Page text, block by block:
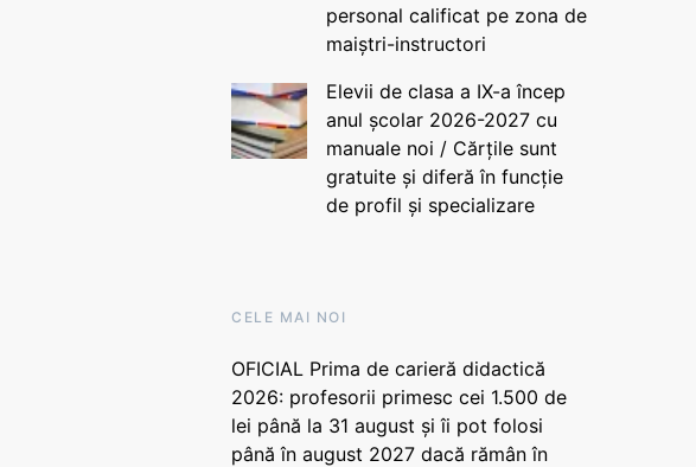
personal calificat pe zona de
maiștri-instructori
Elevii de clasa a IX-a încep
anul școlar 2026-2027 cu
manuale noi / Cărțile sunt
gratuite și diferă în funcție
de profil și specializare
CELE MAI NOI
OFICIAL Prima de carieră didactică
2026: profesorii primesc cei 1.500 de
lei până la 31 august și îi pot folosi
până în august 2027 dacă rămân în